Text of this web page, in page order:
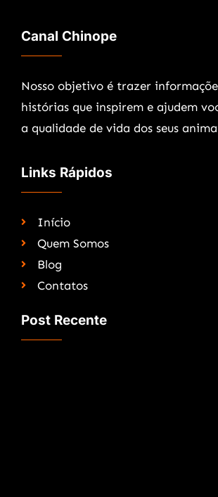
Canal Chinope
Nosso objetivo é trazer
histórias que inspirem e ajudem
a qualidade de vida dos seus
Links Rápidos
Início
Quem Somos
Blog
Contatos
Post Recente